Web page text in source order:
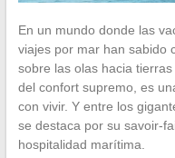
En un mundo donde las
viajes por mar han sabido
sobre las olas hacia
del confort supremo, es
con vivir. Y entre los
se destaca por su savoir-
hospitalidad marítima.